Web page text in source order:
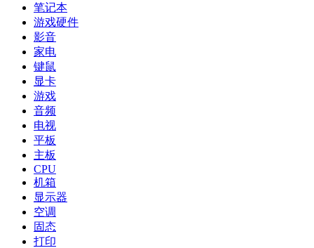
笔记本
游戏硬件
影音
家电
键鼠
显卡
游戏
音频
电视
平板
主板
CPU
机箱
显示器
空调
固态
打印